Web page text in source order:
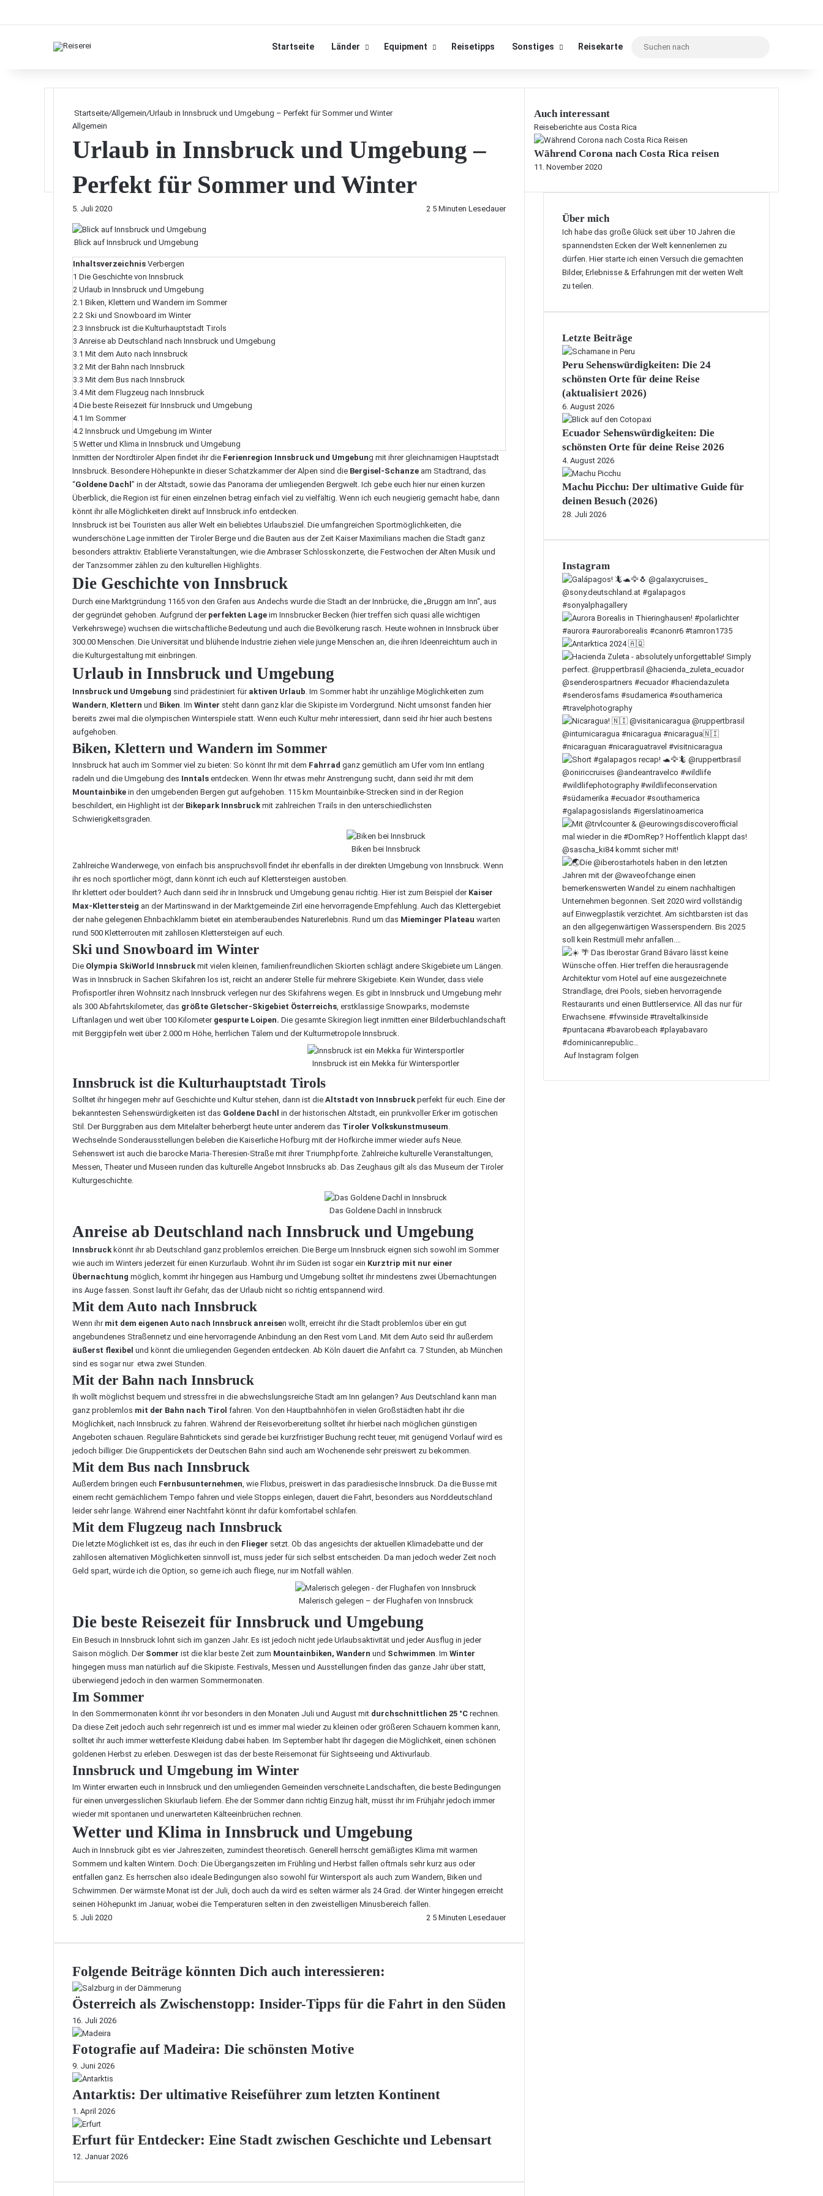
Startseite Länder Equipment Reisetipps Sonstiges Reisekarte
Startseite/Allgemein/Urlaub in Innsbruck und Umgebung – Perfekt für Sommer und Winter
Allgemein
Urlaub in Innsbruck und Umgebung –
Perfekt für Sommer und Winter
5. Juli 2020 2 5 Minuten Lesedauer
Blick auf Innsbruck und Umgebung
Inhaltsverzeichnis Verbergen
1 Die Geschichte von Innsbruck
2 Urlaub in Innsbruck und Umgebung
2.1 Biken, Klettern und Wandern im Sommer
2.2 Ski und Snowboard im Winter
2.3 Innsbruck ist die Kulturhauptstadt Tirols
3 Anreise ab Deutschland nach Innsbruck und Umgebung
3.1 Mit dem Auto nach Innsbruck
3.2 Mit der Bahn nach Innsbruck
3.3 Mit dem Bus nach Innsbruck
3.4 Mit dem Flugzeug nach Innsbruck
4 Die beste Reisezeit für Innsbruck und Umgebung
4.1 Im Sommer
4.2 Innsbruck und Umgebung im Winter
5 Wetter und Klima in Innsbruck und Umgebung
Inmitten der Nordtiroler Alpen findet ihr die Ferienregion Innsbruck und Umgebung mit ihrer gleichnamigen Hauptstadt
Innsbruck. Besondere Höhepunkte in dieser Schatzkammer der Alpen sind die Bergisel-Schanze am Stadtrand, das
“Goldene Dachl ” in der Altstadt, sowie das Panorama der umliegenden Bergwelt. Ich gebe euch hier nur einen kurzen
Überblick, die Region ist für einen einzelnen betrag einfach viel zu vielfältig. Wenn ich euch neugierig gemacht habe, dann
könnt ihr alle Möglichkeiten direkt auf Innsbruck.info entdecken.
Innsbruck ist bei Touristen aus aller Welt ein beliebtes Urlaubsziel. Die umfangreichen Sportmöglichkeiten, die
wunderschöne Lage inmitten der Tiroler Berge und die Bauten aus der Zeit Kaiser Maximilians machen die Stadt ganz
besonders attraktiv. Etablierte Veranstaltungen, wie die Ambraser Schlosskonzerte, die Festwochen der Alten Musik und
der Tanzsommer zählen zu den kulturellen Highlights.
Die Geschichte von Innsbruck
Durch eine Marktgründung 1165 von den Grafen aus Andechs wurde die Stadt an der Innbrücke, die „Bruggn am Inn“, aus
der gegründet gehoben. Aufgrund der perfekten Lage im Innsbrucker Becken (hier treffen sich quasi alle wichtigen
Verkehrswege) wuchsen die wirtschaftliche Bedeutung und auch die Bevölkerung rasch. Heute wohnen in Innsbruck über
300.00 Menschen. Die Universität und blühende Industrie ziehen viele junge Menschen an, die ihren Ideenreichtum auch in
die Kulturgestaltung mit einbringen.
Urlaub in Innsbruck und Umgebung
Innsbruck und Umgebung sind prädestiniert für aktiven Urlaub. Im Sommer habt ihr unzählige Möglichkeiten zum
Wandern, Klettern und Biken. Im Winter steht dann ganz klar die Skipiste im Vordergrund. Nicht umsonst fanden hier
bereits zwei mal die olympischen Winterspiele statt. Wenn euch Kultur mehr interessiert, dann seid ihr hier auch bestens
aufgehoben.
Biken, Klettern und Wandern im Sommer
Innsbruck hat auch im Sommer viel zu bieten: So könnt Ihr mit dem Fahrrad ganz gemütlich am Ufer vom Inn entlang
radeln und die Umgebung des Inntals entdecken. Wenn Ihr etwas mehr Anstrengung sucht, dann seid ihr mit dem
Mountainbike in den umgebenden Bergen gut aufgehoben. 115 km Mountainbike-Strecken sind in der Region
beschildert, ein Highlight ist der Bikepark Innsbruck mit zahlreichen Trails in den unterschiedlichsten
Schwierigkeitsgraden.
Biken bei Innsbruck
Zahlreiche Wanderwege, von einfach bis anspruchsvoll findet ihr ebenfalls in der direkten Umgebung von Innsbruck. Wenn
ihr es noch sportlicher mögt, dann könnt ich euch auf Klettersteigen austoben.
Ihr klettert oder bouldert? Auch dann seid ihr in Innsbruck und Umgebung genau richtig. Hier ist zum Beispiel der Kaiser
Max-Klettersteig an der Martinswand in der Marktgemeinde Zirl eine hervorragende Empfehlung. Auch das Klettergebiet
der nahe gelegenen Ehnbachklamm bietet ein atemberaubendes Naturerlebnis. Rund um das Mieminger Plateau warten
rund 500 Kletterrouten mit zahllosen Klettersteigen auf euch.
Ski und Snowboard im Winter
Die Olympia SkiWorld Innsbruck mit vielen kleinen, familienfreundlichen Skiorten schlägt andere Skigebiete um Längen.
Was in Innsbruck in Sachen Skifahren los ist, reicht an anderer Stelle für mehrere Skigebiete. Kein Wunder, dass viele
Profisportler ihren Wohnsitz nach Innsbruck verlegen nur des Skifahrens wegen. Es gibt in Innsbruck und Umgebung mehr
als 300 Abfahrtskilometer, das größte Gletscher-Skigebiet Österreichs, erstklassige Snowparks, modernste
Liftanlagen und weit über 100 Kilometer gespurte Loipen. Die gesamte Skiregion liegt inmitten einer Bilderbuchlandschaft
mit Berggipfeln weit über 2.000 m Höhe, herrlichen Tälern und der Kulturmetropole Innsbruck.
Innsbruck ist ein Mekka für Wintersportler
Innsbruck ist die Kulturhauptstadt Tirols
Solltet ihr hingegen mehr auf Geschichte und Kultur stehen, dann ist die Altstadt von Innsbruck perfekt für euch. Eine der
bekanntesten Sehenswürdigkeiten ist das Goldene Dachl in der historischen Altstadt, ein prunkvoller Erker im gotischen
Stil. Der Burggraben aus dem Mitelalter beherbergt heute unter anderem das Tiroler Volkskunstmuseum.
Wechselnde Sonderausstellungen beleben die Kaiserliche Hofburg mit der Hofkirche immer wieder aufs Neue.
Sehenswert ist auch die barocke Maria-Theresien-Straße mit ihrer Triumphpforte. Zahlreiche kulturelle Veranstaltungen,
Messen, Theater und Museen runden das kulturelle Angebot Innsbrucks ab. Das Zeughaus gilt als das Museum der Tiroler
Kulturgeschichte.
Das Goldene Dachl in Innsbruck
Anreise ab Deutschland nach Innsbruck und Umgebung
Innsbruck könnt ihr ab Deutschland ganz problemlos erreichen. Die Berge um Innsbruck eignen sich sowohl im Sommer
wie auch im Winters jederzeit für einen Kurzurlaub. Wohnt ihr im Süden ist sogar ein Kurztrip mit nur einer
Übernachtung möglich, kommt ihr hingegen aus Hamburg und Umgebung solltet ihr mindestens zwei Übernachtungen
ins Auge fassen. Sonst lauft ihr Gefahr, das der Urlaub nicht so richtig entspannend wird.
Mit dem Auto nach Innsbruck
Wenn ihr mit dem eigenen Auto nach Innsbruck anreisen wollt, erreicht ihr die Stadt problemlos über ein gut
angebundenes Straßennetz und eine hervorragende Anbindung an den Rest vom Land. Mit dem Auto seid Ihr außerdem
äußerst flexibel und könnt die umliegenden Gegenden entdecken. Ab Köln dauert die Anfahrt ca. 7 Stunden, ab München
sind es sogar nur etwa zwei Stunden.
Mit der Bahn nach Innsbruck
Ih wollt möglichst bequem und stressfrei in die abwechslungsreiche Stadt am Inn gelangen? Aus Deutschland kann man
ganz problemlos mit der Bahn nach Tirol fahren. Von den Hauptbahnhöfen in vielen Großstädten habt ihr die
Möglichkeit, nach Innsbruck zu fahren. Während der Reisevorbereitung solltet ihr hierbei nach möglichen günstigen
Angeboten schauen. Reguläre Bahntickets sind gerade bei kurzfristiger Buchung recht teuer, mit genügend Vorlauf wird es
jedoch billiger. Die Gruppentickets der Deutschen Bahn sind auch am Wochenende sehr preiswert zu bekommen.
Mit dem Bus nach Innsbruck
Außerdem bringen euch Fernbusunternehmen, wie Flixbus, preiswert in das paradiesische Innsbruck. Da die Busse mit
einem recht gemächlichem Tempo fahren und viele Stopps einlegen, dauert die Fahrt, besonders aus Norddeutschland
leider sehr lange. Während einer Nachtfahrt könnt ihr dafür komfortabel schlafen.
Mit dem Flugzeug nach Innsbruck
Die letzte Möglichkeit ist es, das ihr euch in den Flieger setzt. Ob das angesichts der aktuellen Klimadebatte und der
zahllosen alternativen Möglichkeiten sinnvoll ist, muss jeder für sich selbst entscheiden. Da man jedoch weder Zeit noch
Geld spart, würde ich die Option, so gerne ich auch fliege, nur im Notfall wählen.
Malerisch gelegen – der Flughafen von Innsbruck
Die beste Reisezeit für Innsbruck und Umgebung
Ein Besuch in Innsbruck lohnt sich im ganzen Jahr. Es ist jedoch nicht jede Urlaubsaktivität und jeder Ausflug in jeder
Saison möglich. Der Sommer ist die klar beste Zeit zum Mountainbiken, Wandern und Schwimmen. Im Winter
hingegen muss man natürlich auf die Skipiste. Festivals, Messen und Ausstellungen finden das ganze Jahr über statt,
überwiegend jedoch in den warmen Sommermonaten.
Im Sommer
In den Sommermonaten könnt ihr vor besonders in den Monaten Juli und August mit durchschnittlichen 25 °C rechnen.
Da diese Zeit jedoch auch sehr regenreich ist und es immer mal wieder zu kleinen oder größeren Schauern kommen kann,
solltet ihr auch immer wetterfeste Kleidung dabei haben. Im September habt Ihr dagegen die Möglichkeit, einen schönen
goldenen Herbst zu erleben. Deswegen ist das der beste Reisemonat für Sightseeing und Aktivurlaub.
Innsbruck und Umgebung im Winter
Im Winter erwarten euch in Innsbruck und den umliegenden Gemeinden verschneite Landschaften, die beste Bedingungen
für einen unvergesslichen Skiurlaub liefern. Ehe der Sommer dann richtig Einzug hält, müsst ihr im Frühjahr jedoch immer
wieder mit spontanen und unerwarteten Kälteeinbrüchen rechnen.
Wetter und Klima in Innsbruck und Umgebung
Auch in Innsbruck gibt es vier Jahreszeiten, zumindest theoretisch. Generell herrscht gemäßigtes Klima mit warmen
Sommern und kalten Wintern. Doch: Die Übergangszeiten im Frühling und Herbst fallen oftmals sehr kurz aus oder
entfallen ganz. Es herrschen also ideale Bedingungen also sowohl für Wintersport als auch zum Wandern, Biken und
Schwimmen. Der wärmste Monat ist der Juli, doch auch da wird es selten wärmer als 24 Grad. der Winter hingegen erreicht
seinen Höhepunkt im Januar, wobei die Temperaturen selten in den zweistelligen Minusbereich fallen.
5. Juli 2020
2 5 Minuten Lesedauer
Folgende Beiträge könnten Dich auch interessieren:
Österreich als Zwischenstopp: Insider-Tipps für die Fahrt in den Süden
16. Juli 2026
Fotografie auf Madeira: Die schönsten Motive
9. Juni 2026
Antarktis: Der ultimative Reiseführer zum letzten Kontinent
1. April 2026
Erfurt für Entdecker: Eine Stadt zwischen Geschichte und Lebensart
12. Januar 2026
Auch interessant
S
c
h
l
e
Reiseberichte aus Costa Rica
Während Corona nach Costa Rica reisen
11. November 2020
Über mich
Ich habe das große Glück seit über 10 Jahren die
spannendsten Ecken der Welt kennenlernen zu
dürfen. Hier starte ich einen Versuch die gemachten
Bilder, Erlebnisse & Erfahrungen mit der weiten Welt
zu teilen.
Letzte Beiträge
Peru Sehenswürdigkeiten: Die 24
schönsten Orte für deine Reise
(aktualisiert 2026)
6. August 2026
Ecuador Sehenswürdigkeiten: Die
schönsten Orte für deine Reise 2026
4. August 2026
Machu Picchu: Der ultimative Guide für
deinen Besuch (2026)
28. Juli 2026
Instagram
Auf Instagram folgen